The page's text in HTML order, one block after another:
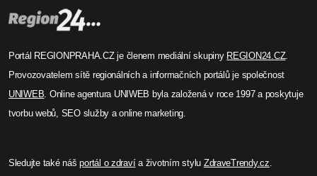
Portál REGIONPRAHA.CZ je členem mediální skupiny REGION24.CZ.
Provozovatelem sítě regionálních a informačních portálů je společnost
UNIWEB . Online agentura UNIWEB byla založená v roce 1997 a poskytuje
tvorbu webů, SEO služby a online marketing.
Sledujte také nášportál o zdravía životním stylu ZdraveTrendy.cz